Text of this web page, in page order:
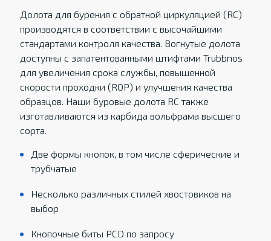
Долота для бурения с обратной циркуляцией (RC)
производятся в соответствии с высочайшими
стандартами контроля качества. Вогнутые долота
доступны с запатентованными штифтами Trubbnos
для увеличения срока службы, повышенной
скорости проходки (ROP) и улучшения качества
образцов. Наши буровые долота RC также
изготавливаются из карбида вольфрама высшего
сорта.
Две формы кнопок, в том числе сферические и
трубчатые
Несколько различных стилей хвостовиков на
выбор
Кнопочные биты PCD по запросу